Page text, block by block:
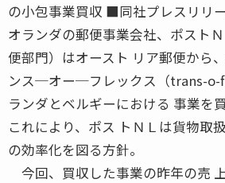
の小包事業買収 ■同社プレスリ
オランダの郵便事業会社、ポスト
便部門）はオースト リア郵便から
ンス─オー─フレックス（trans-o-
ランダとベルギーにおける 事業を
これにより、ポス トＮＬは貨物取
の効率化を図る方針。
今回、買収した事業の昨年の売